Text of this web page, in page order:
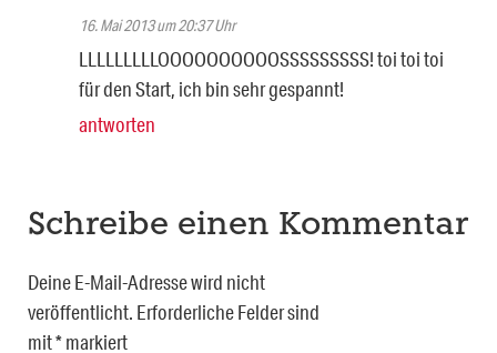
16. Mai 2013 um 20:37 Uhr
LLLLLLLLLOOOOOOOOOOSSSSSSSSS! toi toi toi
für den Start, ich bin sehr gespannt!
antworten
Schreibe einen Kommentar
Deine E-Mail-Adresse wird nicht
veröffentlicht. Erforderliche Felder sind
mit*markiert